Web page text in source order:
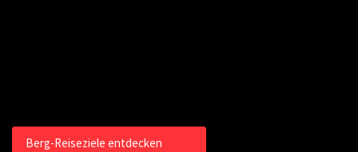
Berg-Reiseziele entdecken